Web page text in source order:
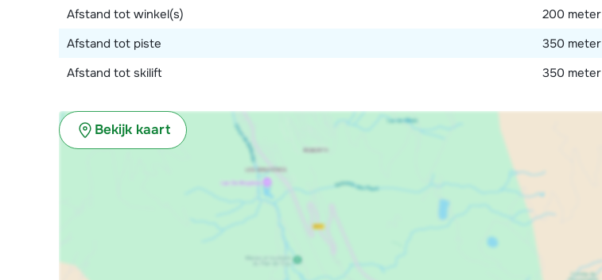
Afstand tot winkel(s)
200 meter
Afstand tot piste
350 meter
Afstand tot skilift
350 meter
Bekijk kaart